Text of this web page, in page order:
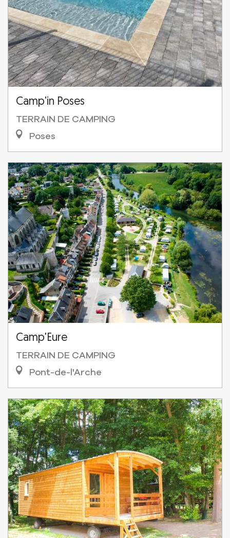
Camp'in Poses
TERRAIN DE CAMPING
Poses
Camp'Eure
TERRAIN DE CAMPING
Pont-de-l'Arche